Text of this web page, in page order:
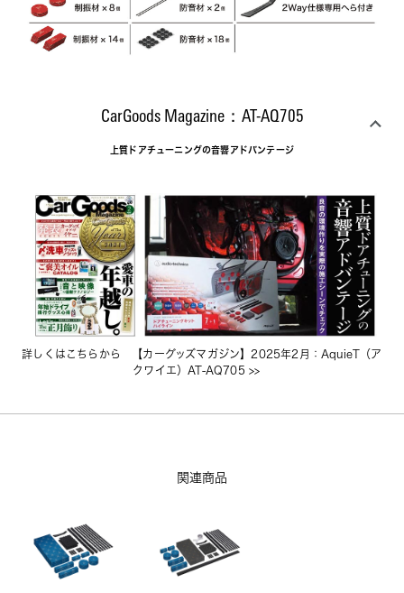
CarGoods Magazine：AT-AQ705
上質ドアチューニングの音響アドバンテージ
詳しくはこちらから
【カーグッズマガジン】2025年2月：AquieT（ア
クワイエ）AT-AQ705 >>
関連商品